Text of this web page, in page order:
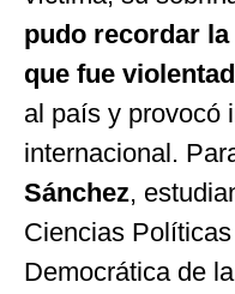
pudo recordar
que fue
al país y provocó
internacional.
Sánchez,
Ciencias
Democrática de